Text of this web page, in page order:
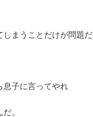
しまうことだけが問題だ
息子に言ってやれ
。